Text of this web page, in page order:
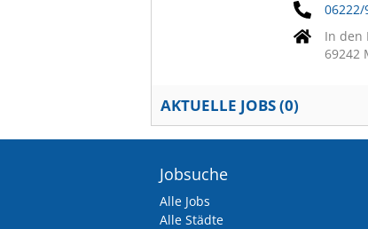
06222/
In den
69242
AKTUELLE JOBS (0)
Jobsuche
Alle Jobs
Alle Städte